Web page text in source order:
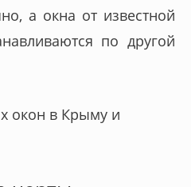
а окна от известной
по другой